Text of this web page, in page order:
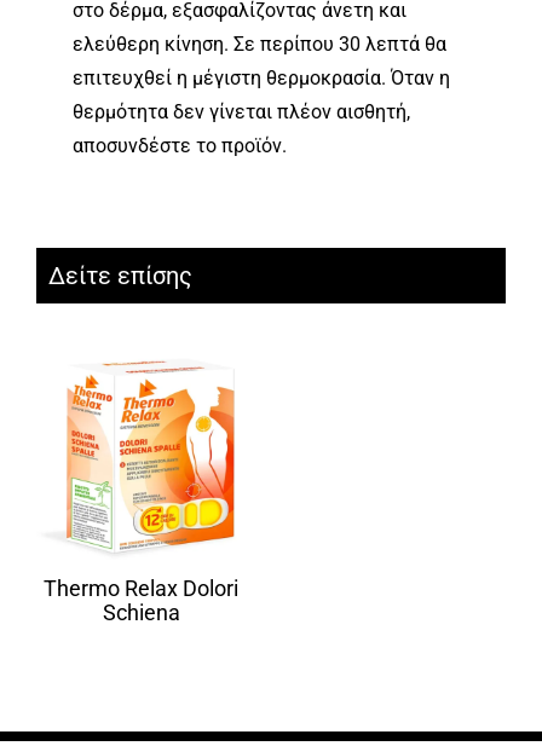
στο δέρμα, εξασφαλίζοντας άνετη και
ελεύθερη κίνηση. Σε περίπου 30 λεπτά θα
επιτευχθεί η μέγιστη θερμοκρασία. Όταν η
θερμότητα δεν γίνεται πλέον αισθητή,
αποσυνδέστε το προϊόν.
Δείτε επίσης
Thermo Relax Dolori
Schiena